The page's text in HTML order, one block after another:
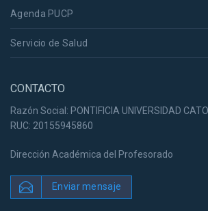
Agenda PUCP
Servicio de Salud
CONTACTO
Razón Social: PONTIFICIA UNIVERSIDAD
RUC: 20155945860
Dirección Académica del Profesorado
Enviar mensaje